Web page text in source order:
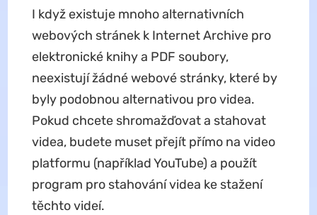
I když existuje mnoho alternativních
webových stránek k Internet Archive pro
elektronické knihy a PDF soubory,
neexistují žádné webové stránky, které by
byly podobnou alternativou pro videa.
Pokud chcete shromažďovat a stahovat
videa, budete muset přejít přímo na video
platformu (například YouTube) a použít
program pro stahování videa ke stažení
těchto videí.